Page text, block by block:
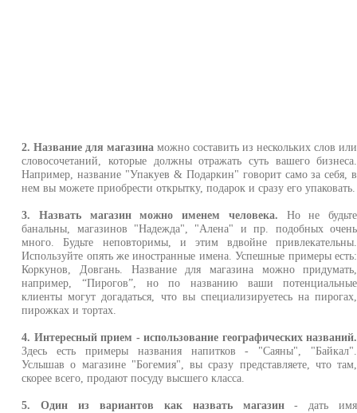
2. Название для магазина можно составить из нескольких слов или
словосочетаний, которые должны отражать суть вашего бизнеса.
Например, название "Упакуев & Подаркин" говорит само за себя, в
нем вы можете приобрести открытку, подарок и сразу его упаковать.
3. Назвать магазин можно именем человека. Но не будьте
банальны, магазинов "Надежда", "Алена" и пр. подобных очень
много. Будьте неповторимы, и этим вдвойне привлекательны.
Используйте опять же иностранные имена. Успешные примеры есть:
Коркунов, Довгань. Название для магазина можно придумать,
например, “Пирогов”, но по названию ваши потенциальные
клиенты могут догадаться, что вы специализируетесь на пирогах,
пирожках и тортах.
4. Интересный прием - использование географических названий.
Здесь есть примеры названия напитков - "Саяны", "Байкал".
Услышав о магазине "Богемия", вы сразу представляете, что там,
скорее всего, продают посуду высшего класса.
5. Один из вариантов как назвать магазин- дать имя